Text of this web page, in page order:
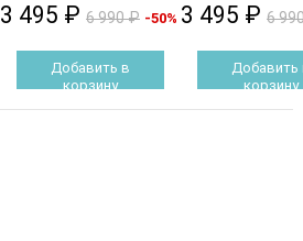
3 495 ₽ 6 990 ₽ -50%
Добавить в
корзину
3 495 ₽ 6
Добавить
корзину